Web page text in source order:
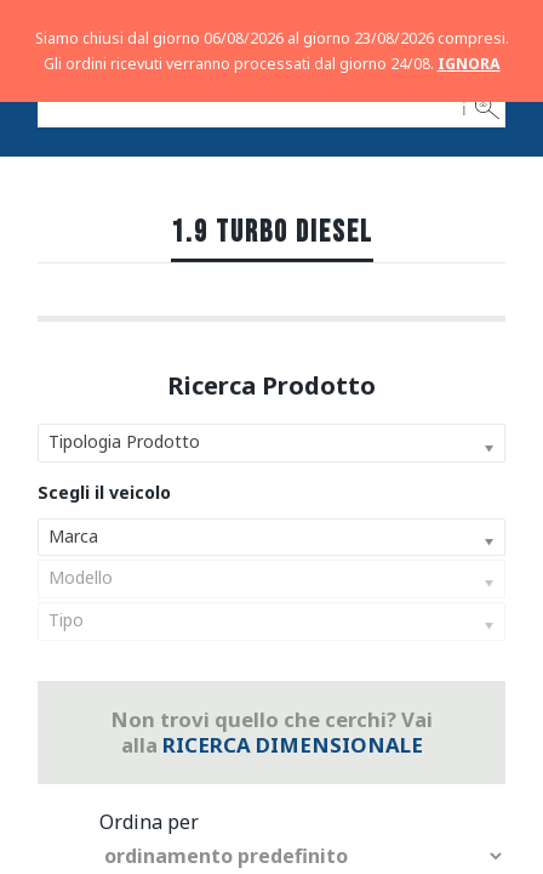
ℹ
1.9 TURBO DIESEL
Tipologia Prodotto
Marca
Modello
Tipo
Non trovi quello che cerchi? Vai
alla RICERCA DIMENSIONALE
Siamo chiusi dal giorno 06/08/2026 al giorno 23/08/2026 compresi.
Gli ordini ricevuti verranno processati dal giorno 24/08. IGNORA